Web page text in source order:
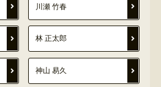
川瀬 竹春
林 正太郎
神山 易久